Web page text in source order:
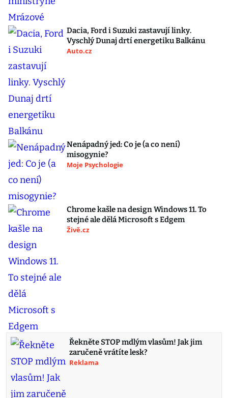
Dacia, Ford i Suzuki zastavují linky.
Vyschlý Dunaj drtí energetiku Balkánu
Auto.cz
Nenápadný jed: Co je (a co není)
misogynie?
Moje Psychologie
Chrome kašle na design Windows 11. To
stejné ale dělá Microsoft s Edgem
Živě.cz
Řekněte STOP mdlým vlasům! Jak jim
zaručeně vrátíte lesk?
Reklama